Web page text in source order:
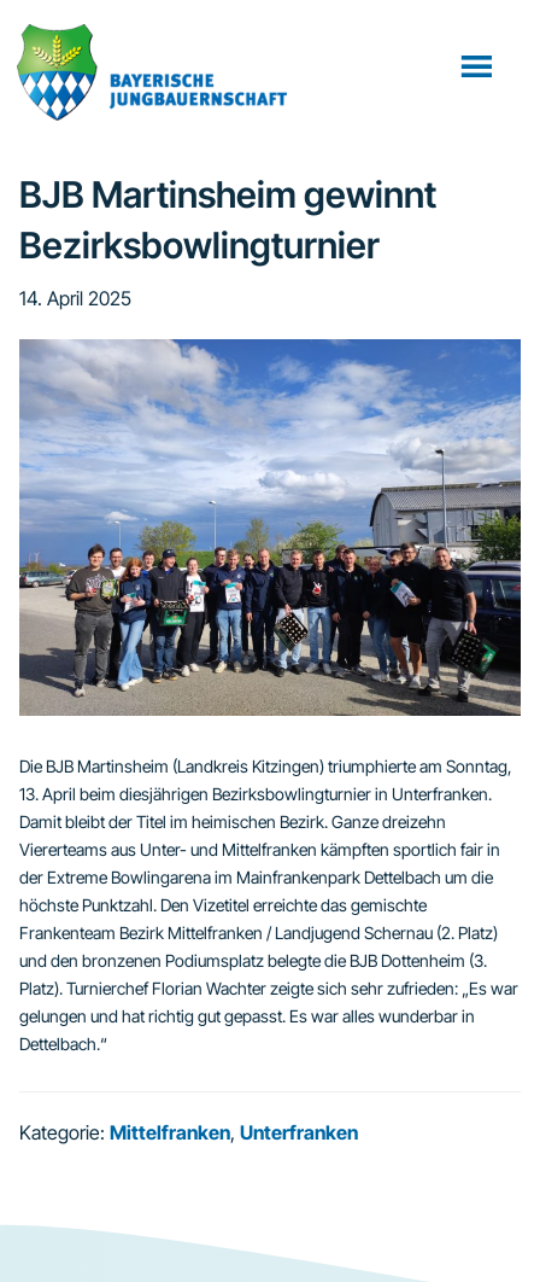
Inhalt
springen
Fußzeile
springen
BJB Martinsheim gewinnt
Bezirksbowlingturnier
14. April 2025
Die BJB Martinsheim (Landkreis Kitzingen) triumphierte am Sonntag,
13. April beim diesjährigen Bezirksbowlingturnier in Unterfranken.
Damit bleibt der Titel im heimischen Bezirk. Ganze dreizehn
Viererteams aus Unter- und Mittelfranken kämpften sportlich fair in
der Extreme Bowlingarena im Mainfrankenpark Dettelbach um die
höchste Punktzahl. Den Vizetitel erreichte das gemischte
Frankenteam Bezirk Mittelfranken / Landjugend Schernau (2. Platz)
und den bronzenen Podiumsplatz belegte die BJB Dottenheim (3.
Platz). Turnierchef Florian Wachter zeigte sich sehr zufrieden: „Es war
gelungen und hat richtig gut gepasst. Es war alles wunderbar in
Dettelbach.“
Kategorie: Mittelfranken, Unterfranken